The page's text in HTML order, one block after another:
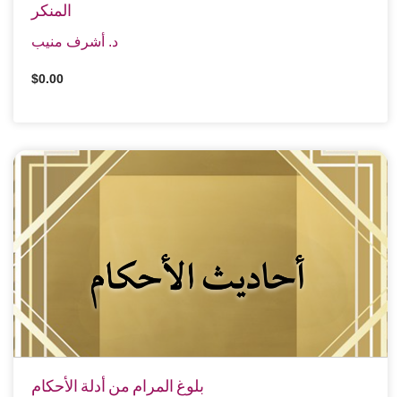
المنكر
د. أشرف منيب
$0.00
بلوغ المرام من أدلة الأحكام